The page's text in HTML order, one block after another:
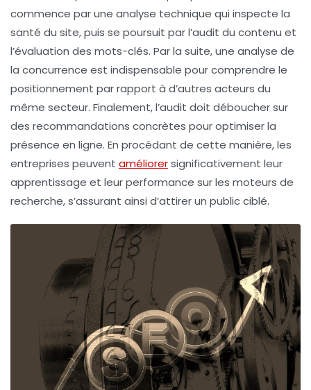
commence par une analyse technique qui inspecte la
santé du site, puis se poursuit par l’audit du contenu et
l’évaluation des mots-clés. Par la suite, une analyse de
la concurrence est indispensable pour comprendre le
positionnement par rapport à d’autres acteurs du
même secteur. Finalement, l’audit doit déboucher sur
des recommandations concrètes pour optimiser la
présence en ligne. En procédant de cette manière, les
entreprises peuvent améliorersignificativement leur
apprentissage et leur performance sur les moteurs de
recherche, s’assurant ainsi d’attirer un public ciblé.